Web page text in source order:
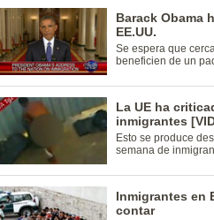
Barack Obama
EE.UU.
Se espera que
beneficien de un
La UE ha
inmigrantes
Esto se produce
semana de
Inmigrantes en
contar